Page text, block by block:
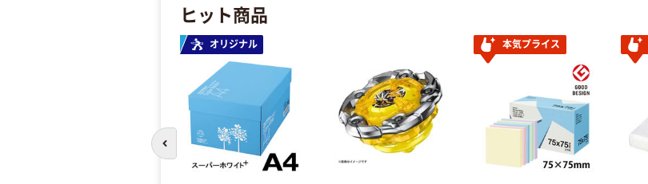
ヒット商品
オリジナル 本気プライス
前のスライドへ